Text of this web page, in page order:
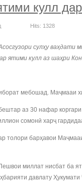
кулл
Hits: 1328
сулҳу
ятими кулл аз шаҳри
мебошад. Маҷмааи
аз 30 нафар
сомонӣ харҷ
толори барҳавои
миллат нисбат ба
давлату